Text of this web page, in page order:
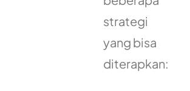
strategi
yang bisa
diterapkan: